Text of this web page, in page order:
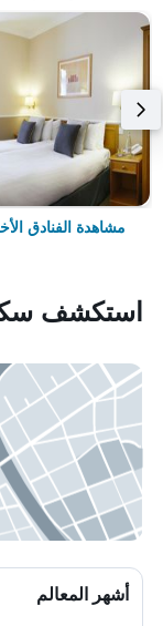
مشاهدة الفنادق
استكشف
أشهر المعالم